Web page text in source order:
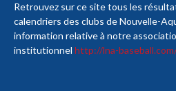
Retrouvez sur ce site tous les
calendriers des clubs de Nouvelle-
information relative à notre
institutionnel http://lna-